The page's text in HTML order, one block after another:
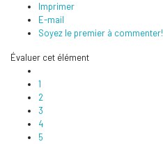
Imprimer
E-mail
Soyez le premier à commenter!
Évaluer cet élément
1
2
3
4
5